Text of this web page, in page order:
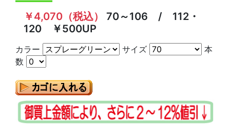
￥4,070（税込）
70～106 / 112・
120 ￥500UP
カラー サイズ
本
数